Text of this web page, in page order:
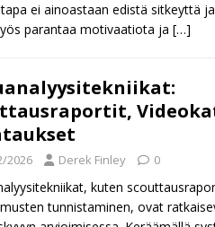
ei ainoastaan edistä sitkeyttä
parantaa motivaatiota ja […]
2026 Derek Finley 0
kuten
tunnistaminen, ovat